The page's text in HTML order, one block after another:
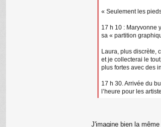
« Seulement les
17 h 10 : Maryvonne
sa « partition
Laura, plus discrète,
et je collecterai le
plus fortes avec des
17 h 30. Arrivée du
l’heure pour les
J'imagine bien la